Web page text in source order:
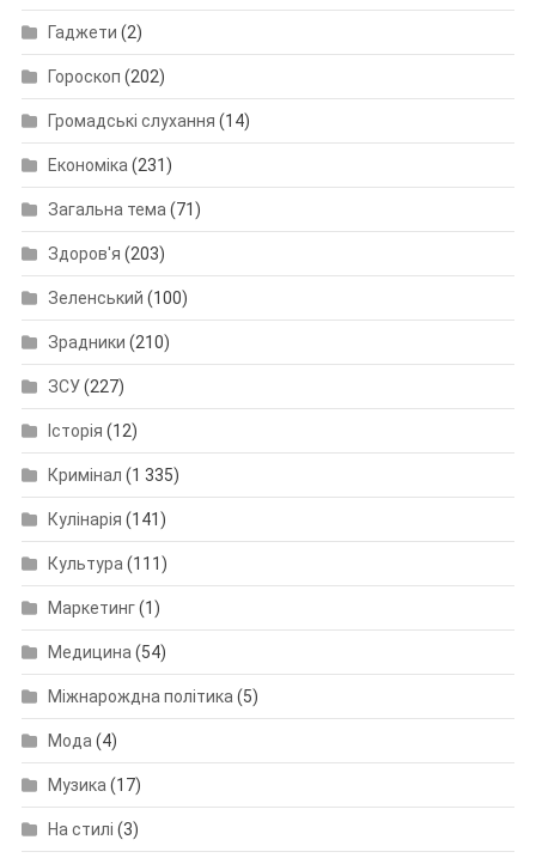
Гаджети (2)
Гороскоп (202)
Громадські слухання (14)
Економіка(231)
Загальна тема(71)
Здоров'я (203)
Зеленський (100)
Зрадники (210)
ЗСУ(227)
Історія (12)
Кримінал (1 335)
Кулінарія (141)
Культура(111)
Маркетинг(1)
Медицина(54)
Міжнарождна політика(5)
Мода(4)
Музика(17)
На стилі (3)